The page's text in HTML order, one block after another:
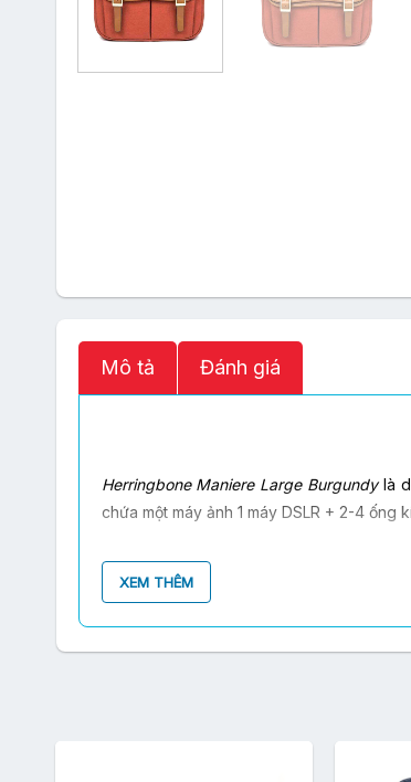
Mô tả Đánh giá
Herringbone Maniere Large Burgundylà
chứa một máy ảnh 1 máy DSLR + 2-4 ống
XEM THÊM